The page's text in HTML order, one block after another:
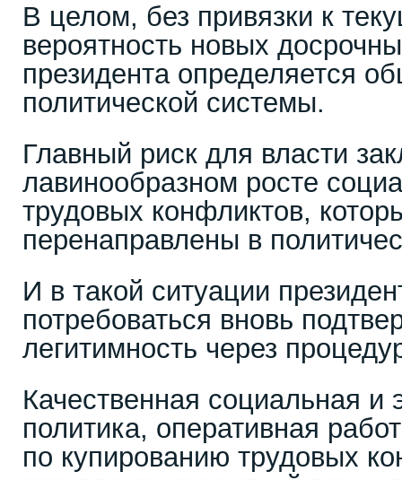
В целом, без привязки к
вероятность новых
президента определяется
политической системы.
Главный риск для власти
лавинообразном росте
трудовых конфликтов,
перенаправлены в
И в такой ситуации
потребоваться вновь
легитимность через
Качественная социальная и
политика, оперативная
по купированию трудовых